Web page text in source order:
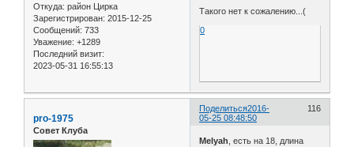
Откуда: район Цирка
Зарегистрирован: 2015-12-25
Сообщений: 733
Уважение: +1289
Последний визит:
2023-05-31 16:55:13
Такого нет к сожалению...(
0
Поделиться 116
2016-
05-25 08:48:50
pro-1975
Совет Клуба
Melyah , есть на 18, длина